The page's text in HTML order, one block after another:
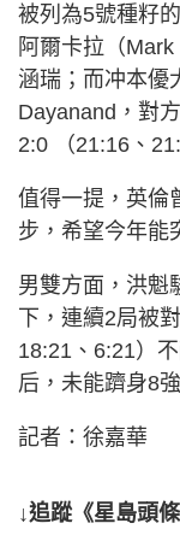
被列為5號種籽
阿爾卡拉（
涵瑞；而冲本優
Dayanand，對
2:0 （21:16、
值得一提，英倫
步，希望今年能
男雙方面，洪魁
下，連續2局被
18:21、6:21）
后，未能躋身8強
記者：徐嘉華
↓追蹤《星島頭